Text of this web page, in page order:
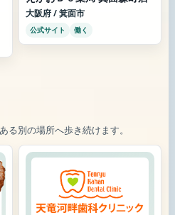
大阪府 / 箕面市
公式サイト 働く
る別の場所へ歩き続けます。